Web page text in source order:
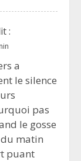
:
a
le silence
pas
le gosse
matin
puant